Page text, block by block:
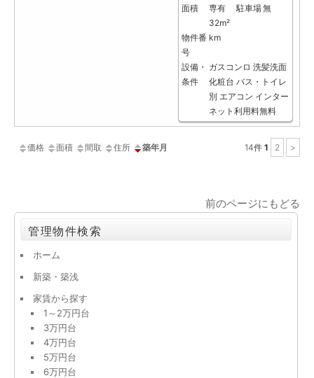
面積
専有
32m²
駐車場無
物件番
号
km
設備・
条件
ガスコンロ 洗髪洗面
化粧台 バス・トイレ
別 エアコン インター
ネット利用料無料
価格 面積 間取 住所 築年月 14件 1 2 >
前のページにもどる
管理物件検索
ホーム
新築・築浅
家賃から探す
1～2万円台
3万円台
4万円台
5万円台
6万円台